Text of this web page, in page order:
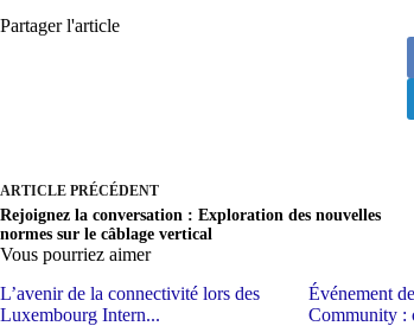
Partager l'article
ARTICLE PRÉCÉDENT
Rejoignez la conversation : Exploration des nouvelles
normes sur le câblage vertical
Vous pourriez aimer
L’avenir de la connectivité lors des
Luxembourg Intern...
Événement
Community :